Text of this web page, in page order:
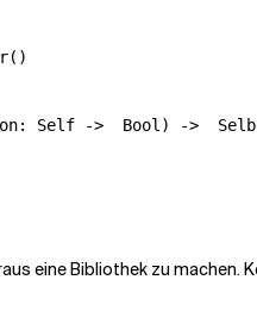
Self ->  Bool) ->
eine Bibliothek zu machen.